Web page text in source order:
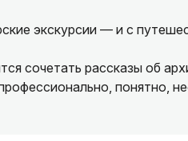
экскурсии — и с
сочетать рассказы об
понятно,